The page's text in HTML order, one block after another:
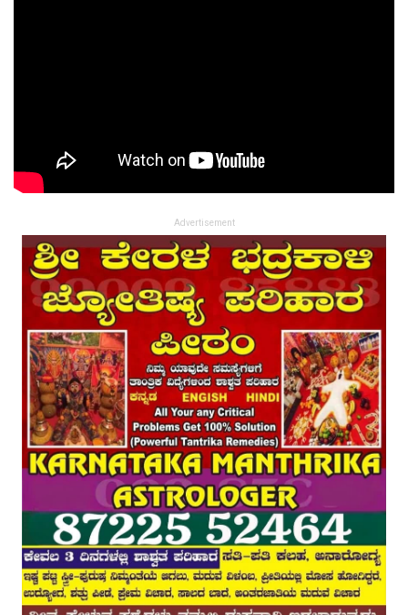
Advertisement